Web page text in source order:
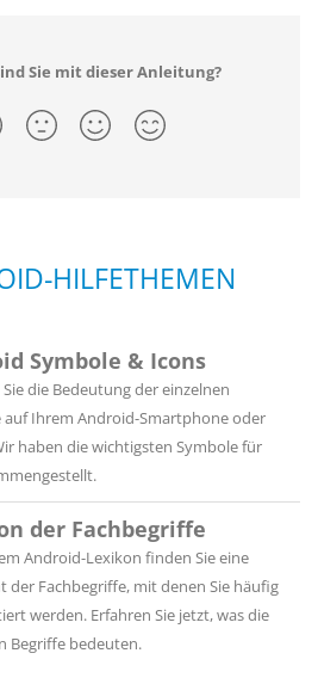
Sie mit dieser Anleitung?
HILFETHEMEN
Symbole & Icons
die Bedeutung der einzelnen
auf Ihrem Android-Smartphone oder
haben die wichtigsten Symbole für
der Fachbegriffe
Android-Lexikon finden Sie eine
der Fachbegriffe, mit denen Sie häufig
werden. Erfahren Sie jetzt, was die
Begriffe bedeuten.